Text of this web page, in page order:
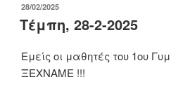
ΔΗΜΟΣΙΕΎΤΗΚΕ
ΣΤΙΣ
28/02/2025
Τέμπη, 28-2-2025
Εμείς οι μαθητές του 1ου
ΞΕΧΝΑΜΕ !!!